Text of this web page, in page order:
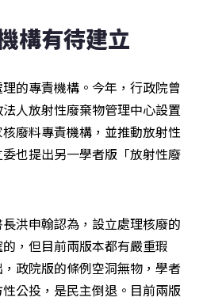
構有待建立
的專責機構。今年，行政院曾
人放射性廢棄物管理中心設置
廢料專責機構，並推動放射性
也提出另一學者版「放射性廢
洪申翰認為，設立處理核廢的
，但目前兩版本都有嚴重瑕
政院版的條例空洞無物，學者
公投，是民主倒退。目前兩版